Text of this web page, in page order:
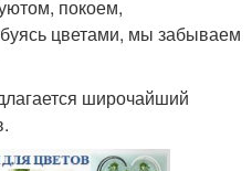
покоем,
цветами, мы забываем
широчайший